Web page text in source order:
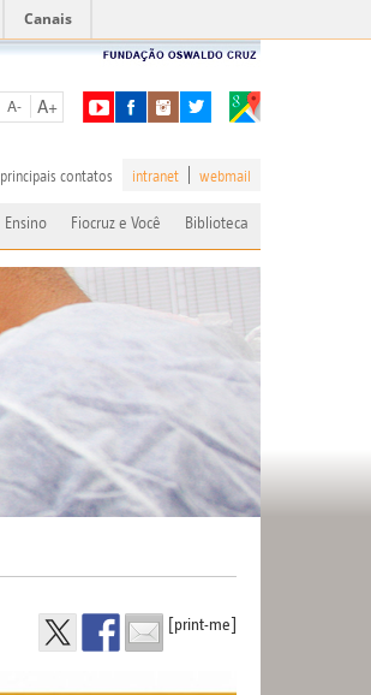
Canais
A- A+
principais contatos intranet webmail
Ensino Fiocruz e Você Biblioteca
[print-me]